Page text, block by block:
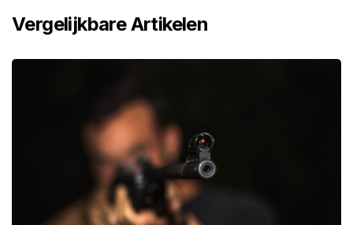
Vergelijkbare Artikelen